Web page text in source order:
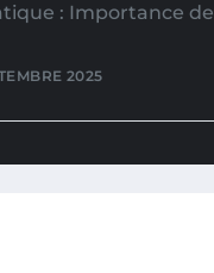
: Importance
2025